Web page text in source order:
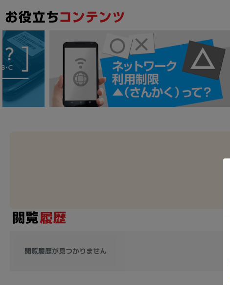
閲覧履歴が見つかりません
Win 11 Win 10 Win 7
容量
価格